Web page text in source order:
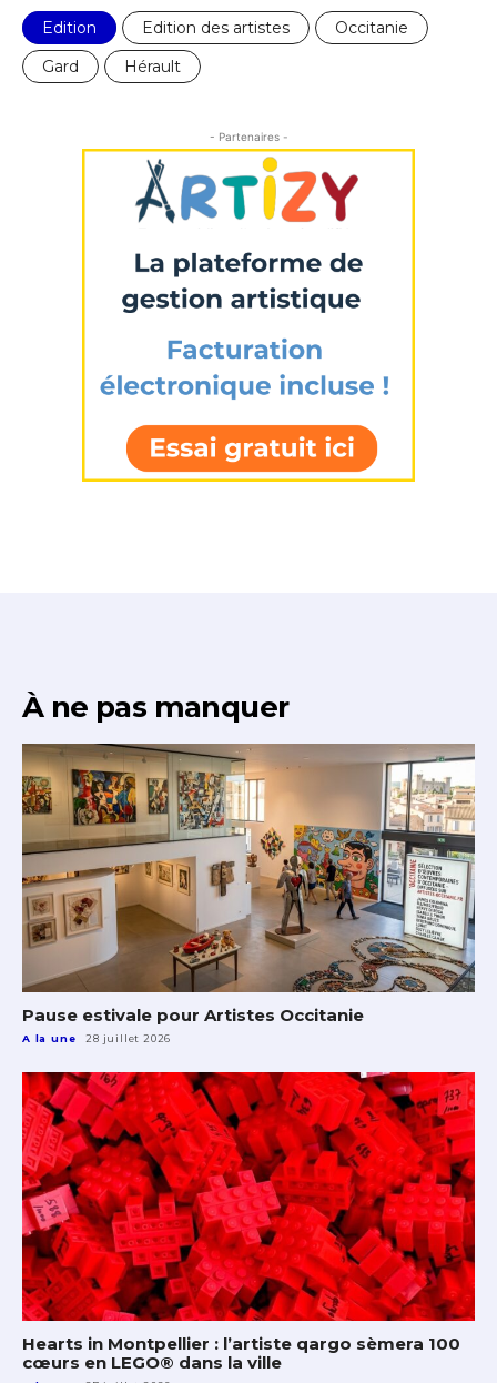
Edition Edition des artistes
Occitanie
Gard
Hérault
- Partenaires -
À ne pas manquer
Pause estivale pour Artistes Occitanie
A la une 28 juillet 2026
Hearts in Montpellier : l’artiste qargo sèmera 100
cœurs en LEGO® dans la ville